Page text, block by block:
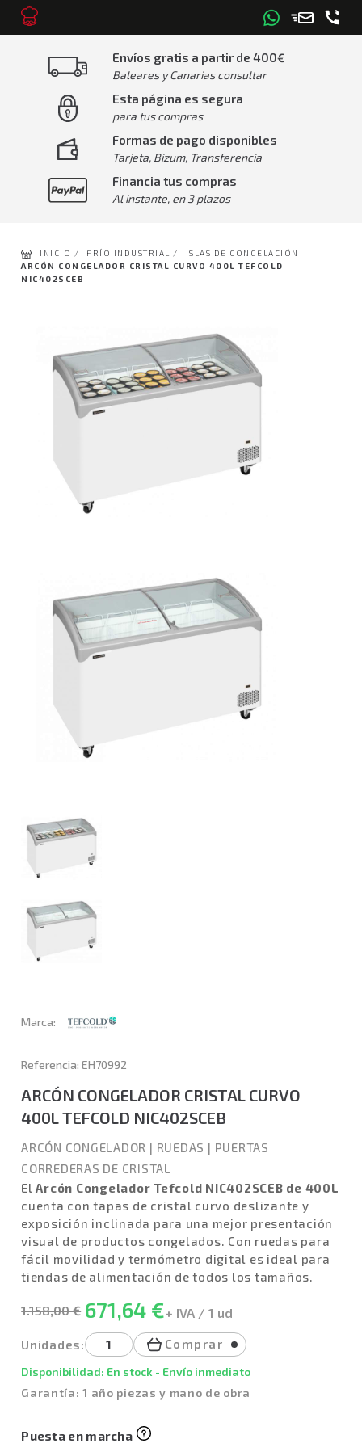
Envíos gratis a partir de 400€
Baleares y Canarias consultar
Esta página es segura
para tus compras
Formas de pago disponibles
Tarjeta, Bizum, Transferencia
Financia tus compras
Al instante, en 3 plazos
INICIO / FRÍO INDUSTRIAL /
ISLAS DE CONGELACIÓN
ARCÓN CONGELADOR CRISTAL CURVO 400L TEFCOLD
NIC402SCEB
Marca:
Referencia: EH70992
ARCÓN CONGELADOR CRISTAL CURVO
400L TEFCOLD NIC402SCEB
ARCÓN CONGELADOR | RUEDAS | PUERTAS
CORREDERAS DE CRISTAL
ElArcón Congelador Tefcold NIC402SCEB de 400L
cuenta con tapas de cristal curvo deslizante y
exposición inclinada para una mejor presentación
visual de productos congelados. Con ruedas para
fácil movilidad y termómetro digital es ideal para
tiendas de alimentación de todos los tamaños.
1.158,00 € 671,64 €+ IVA / 1 ud
Unidades: Comprar
Disponibilidad: En stock - Envío inmediato
Garantía: 1 año piezas y mano de obra
Puesta en marcha